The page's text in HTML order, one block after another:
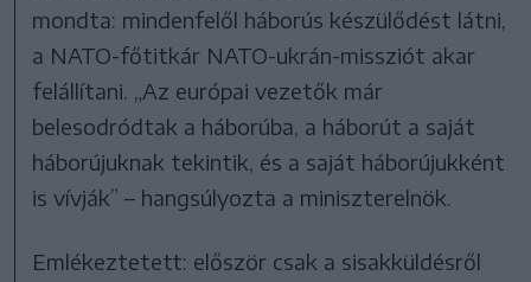
mondta: mindenfelől háborús készülődést látni,
a NATO-főtitkár NATO-ukrán-missziót akar
felállítani. „Az európai vezetők már
belesodródtak a háborúba, a háborút a saját
háborújuknak tekintik, és a saját háborújukként
is vívják” – hangsúlyozta a miniszterelnök.
Emlékeztetett: először csak a sisakküldésről